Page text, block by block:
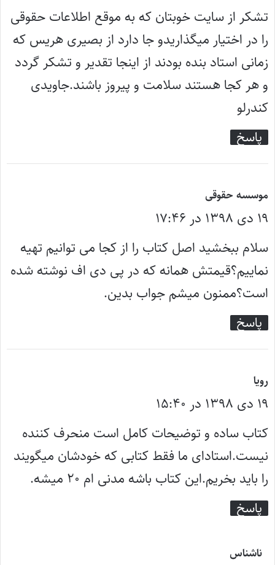
ت
:
تشکر از سایت خوبتان که به موقع اطلاعات حقوقی
را در اختیار میگذاریدو جا دارد از بصیری هریس که
زمانی استاد بنده بودند از اینجا تقدیر و تشکر گردد
و هر کجا هستند سلامت و پیروز باشند.جاویدی
کندرلو
پاسخ
موسسه حقوقی
ف
ت
:
۱۹ دی ۱۳۹۸ در ۱۷:۴۶
سلام ببخشید اصل کتاب را از کجا می توانیم تهیه
نماییم؟قیمتش همانه که در پی دی اف نوشته شده
است؟ممنون میشم جواب بدین.
پاسخ
رویا
ف
ت
:
۱۹ دی ۱۳۹۸ در ۱۵:۴۰
کتاب ساده و توضیحات کامل است منحرف کننده
نیست.استادای ما فقط کتابی که خودشان میگویند
را باید بخریم.این کتاب باشه مدنی ام ۲۰ میشه.
پاسخ
ناشناس